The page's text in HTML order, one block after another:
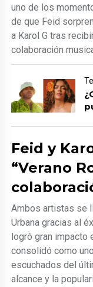
uno de los
de que Feid
a Karol G tras
colaboración
Feid y
“Verano
Ambos artistas se
Urbana gracias al
logró gran
consolidó como
escuchados del
alcance y la